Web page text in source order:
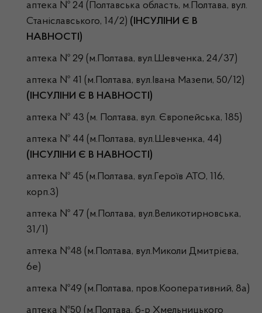
аптека № 24 (Полтавська область, м.Полтава, вул.
Станіславського, 14/2) (ІНСУЛІНИ Є В
НАВНОСТІ)
аптека № 29 (м.Полтава, вул.Шевченка, 24/37)
аптека № 41 (м.Полтава, вул.Івана Мазепи, 50/12)
(ІНСУЛІНИ Є В НАВНОСТІ)
аптека № 43 (м. Полтава, вул. Європейська, 185)
аптека № 44 (м.Полтава, вул.Шевченка, 44)
(ІНСУЛІНИ Є В НАВНОСТІ)
аптека № 45 (м.Полтава, вул.Героїв АТО, 116,
корп.3)
аптека № 47 (м.Полтава, вул.Великотирновська,
31/1)
аптека №48 (м.Полтава, вул.Миколи Дмитрієва,
6е)
аптека №49 (м.Полтава, пров.Кооперативний, 8а)
аптека №50 (м.Полтава, б-р Хмельницького